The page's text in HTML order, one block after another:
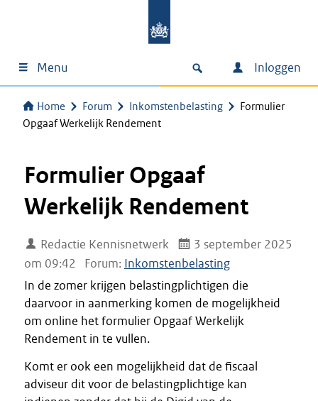
Menu Inloggen
Home Forum Inkomstenbelasting
Formulier
Opgaaf Werkelijk Rendement
Formulier Opgaaf
Werkelijk Rendement
Redactie Kennisnetwerk
3 september 2025
om 09:42
Forum: Inkomstenbelasting
In de zomer krijgen belastingplichtigen die
daarvoor in aanmerking komen de mogelijkheid
om online het formulier Opgaaf Werkelijk
Rendement in te vullen.
Komt er ook een mogelijkheid dat de fiscaal
adviseur dit voor de belastingplichtige kan